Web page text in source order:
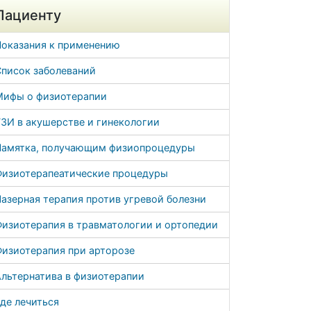
к применению
заболеваний
о физиотерапии
в акушерстве и гинекологии
получающим физиопроцедуры
процедуры
терапия против угревой болезни
в травматологии и ортопедии
при арторозе
в физиотерапии
лечиться